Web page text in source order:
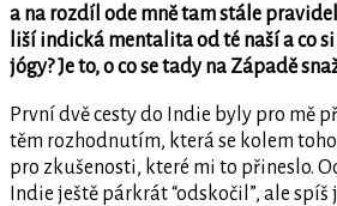
a na rozdíl ode mně tam stále
liší indická mentalita od té naší a co
jógy? Je to, o co se tady na Západě
První dvě cesty do Indie byly pro mě
těm rozhodnutím, která se kolem
pro zkušenosti, které mi to přineslo.
Indie ještě párkrát “odskočil”, ale